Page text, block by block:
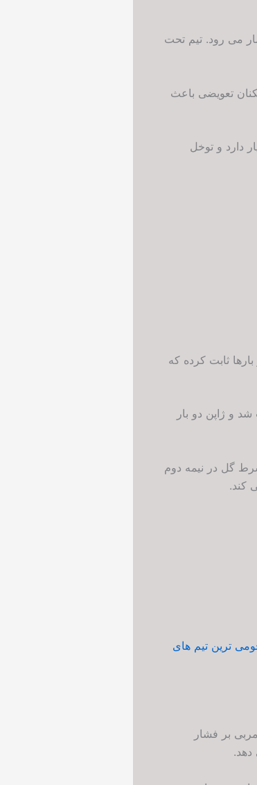
می رود. تیم تحت
تعویضی باعث
دارد و توخل
ثابت کرده که
در نیمه دوم ثبت شد و ژاپن دو بار
گل در نیمه دوم
کند.
ترین تیم های
بر فشار
دهد.